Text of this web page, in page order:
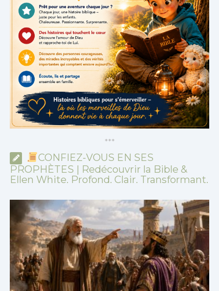
***
CONFIEZ-VOUS EN SES
PROPHÈTES | Redécouvrir la Bible &
Ellen White. Profond. Clair. Transformant.